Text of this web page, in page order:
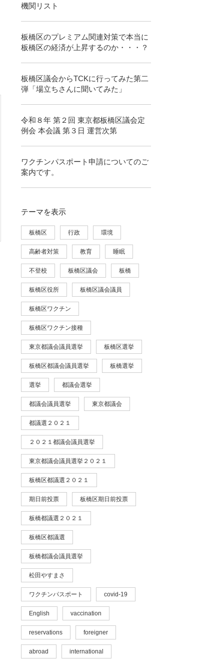
機関リスト
板橋区のプレミアム関連対策で本当に
板橋区の経済が上昇するのか・・・？
板橋区議会からTCKに行ってみた第二
弾「場立ちさんに聞いてみた」
令和８年 第２回 東京都板橋区議会定
例会 本会議 第３日 運営次第
ワクチンパスポート申請についてのご
案内です。
テーマを表示
板橋区 行政 環境
高齢者対策 教育 睡眠
不登校 板橋区議会 板橋
板橋区役所 板橋区議会議員
板橋区ワクチン
板橋区ワクチン接種
東京都議会議員選挙 板橋区選挙
板橋区都議会議員選挙 板橋選挙
選挙 都議会選挙
都議会議員選挙 東京都議会
都議選２０２１
２０２１都議会議員選挙
東京都議会議員選挙２０２１
板橋区都議選２０２１
期日前投票 板橋区期日前投票
板橋都議選２０２１
板橋区都議選
板橋都議会議員選挙
松田やすまさ
ワクチンパスポート covid-19
English vaccination
reservations foreigner
abroad international